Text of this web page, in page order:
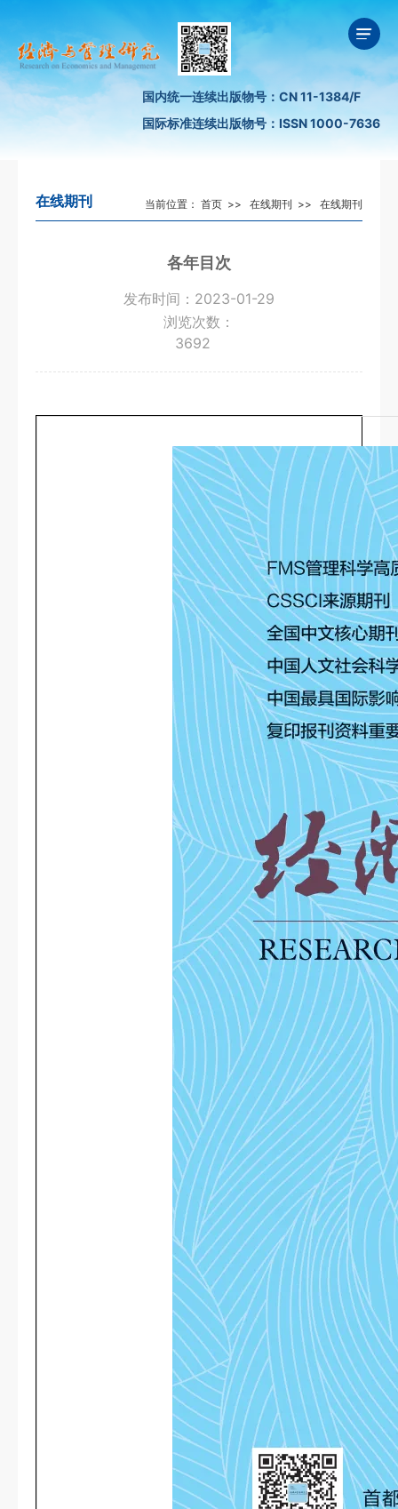
国内统一连续出版物号：CN 11-1384/F
国际标准连续出版物号：ISSN 1000-7636
当前位置： 首页 >> 在线期刊 >> 在线期刊
在线期刊
各年目次
发布时间：2023-01-29
浏览次数：
3692